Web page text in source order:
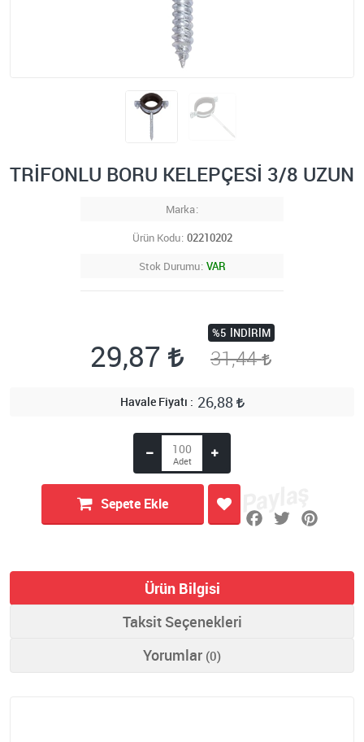
TRİFONLU BORU KELEPÇESİ 3/8 UZUN
Marka
Ürün Kodu 02210202
Stok Durumu VAR
29,87
%5 İNDIRIM
31,44
Havale Fiyatı 26,88
Sepete Ekle
Ürün Bilgisi
Taksit Seçenekleri
Yorumlar (0)